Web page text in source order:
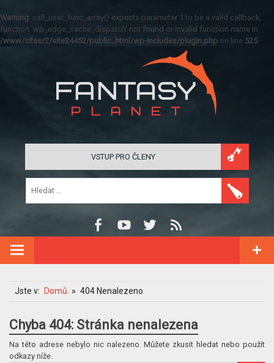
Warning: call_user_func_array() expects parameter 1 to be a valid callback,
function 'wp_edge_cache_dispatch' not found or invalid function name in
/www/sites/2/site24452/public_html/wp-includes/plugin.php on line 525
VSTUP PRO ČLENY
Jste v: Domů 404 Nenalezeno
Chyba 404: Stránka nenalezena
Na této adrese nebylo nic nalezeno. Můžete zkusit hledat nebo použít
odkazy níže.